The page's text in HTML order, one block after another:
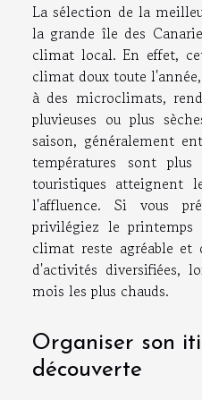
La sélection de la
la grande île des
climat local. En effet,
climat doux toute
à des microclimats,
pluvieuses ou plus
saison, généralement
températures sont
touristiques atteignent
l'affluence. Si vous
privilégiez le printemps
climat reste agréable et
d'activités diversifiées,
mois les plus chauds.
Organiser son
découverte